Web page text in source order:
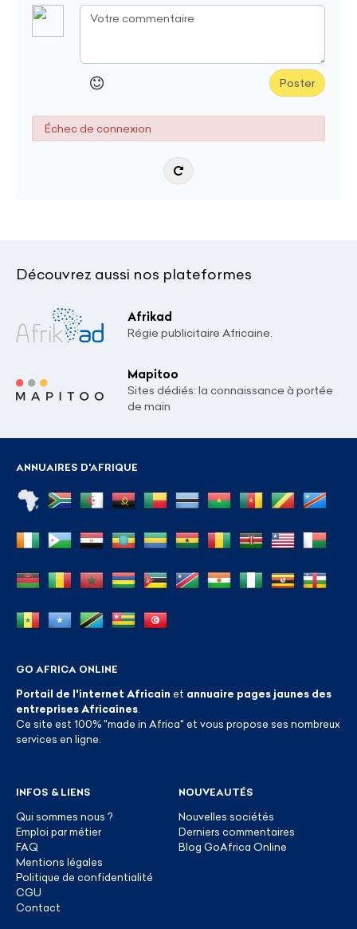
Poster
Échec de connexion
Découvrez aussi nos plateformes
Afrikad
Régie publicitaire Africaine.
Mapitoo
Sites dédiés: la connaissance à portée
de main
ANNUAIRES D'AFRIQUE
GO AFRICA ONLINE
Portail de l'internet Africain et annuaire pages jaunes des
entreprises Africaines
Ce site est 100% "made in Africa" et vous propose ses nombreux
services en ligne.
INFOS & LIENS
Qui sommes nous ?
Emploi par métier
FAQ
Mentions légales
Politique de confidentialité
CGU
Contact
NOUVEAUTÉS
Nouvelles sociétés
Derniers commentaires
Blog GoAfrica Online